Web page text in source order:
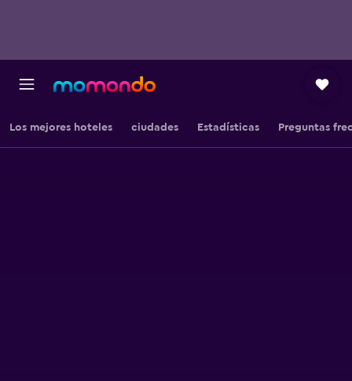
Los mejores hoteles ciudades Estadísticas Preguntas